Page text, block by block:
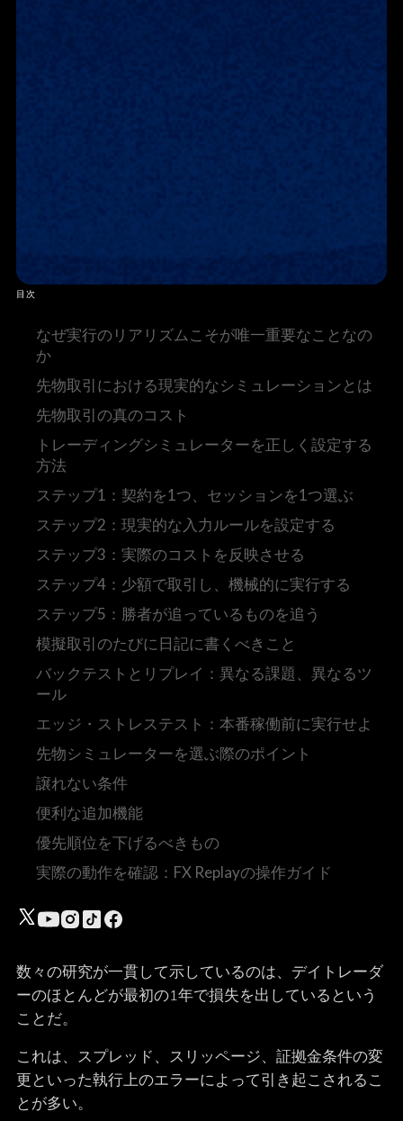
数々の研究が一貫して示しているのは、デイトレーダ
ーのほとんどが最初の1年で損失を出しているという
ことだ。
これは、スプレッド、スリッページ、証拠金条件の変
更といった執行上のエラーによって引き起こされるこ
とが多い。
目次
なぜ実行のリアリズムこそが唯一重要なことなの
か
先物取引における現実的なシミュレーションとは
先物取引の真のコスト
トレーディングシミュレーターを正しく設定する
方法
ステップ1：契約を1つ、セッションを1つ選ぶ
ステップ2：現実的な入力ルールを設定する
ステップ3：実際のコストを反映させる
ステップ4：少額で取引し、機械的に実行する
ステップ5：勝者が追っているものを追う
模擬取引のたびに日記に書くべきこと
バックテストとリプレイ：異なる課題、異なるツ
ール
エッジ・ストレステスト：本番稼働前に実行せよ
先物シミュレーターを選ぶ際のポイント
譲れない条件
便利な追加機能
優先順位を下げるべきもの
実際の動作を確認：FX Replayの操作ガイド